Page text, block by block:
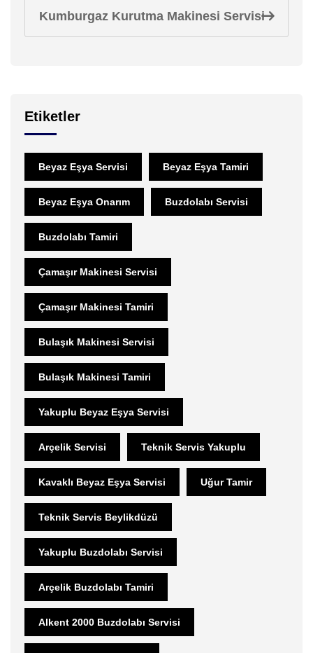
Kumburgaz Kurutma Makinesi Servisi
Etiketler
Beyaz Eşya Servisi Beyaz Eşya Tamiri
Beyaz Eşya Onarım Buzdolabı Servisi
Buzdolabı Tamiri
Çamaşır Makinesi Servisi
Çamaşır Makinesi Tamiri
Bulaşık Makinesi Servisi
Bulaşık Makinesi Tamiri
Yakuplu Beyaz Eşya Servisi
Arçelik Servisi Teknik Servis Yakuplu
Kavaklı Beyaz Eşya Servisi Uğur Tamir
Teknik Servis Beylikdüzü
Yakuplu Buzdolabı Servisi
Arçelik Buzdolabı Tamiri
Alkent 2000 Buzdolabı Servisi